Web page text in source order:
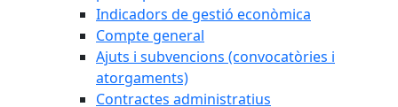
Indicadors de gestió econòmica
Compte general
Ajuts i subvencions (convocatòries i
atorgaments)
Contractes administratius